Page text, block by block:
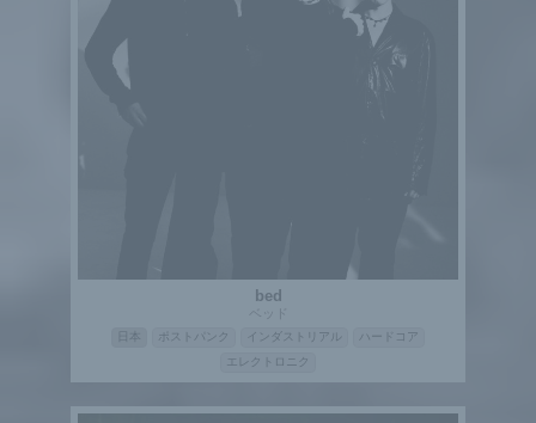
bed
ベッド
ポストパンク インダストリアル
ハードコア
エレクトロニク